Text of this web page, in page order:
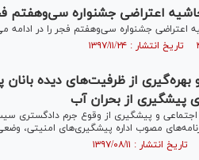
بهره‌گیری از ظرفیت‌های دیده
پیشگیری از بحران آب
و پیشگیری از وقوع جرم دادگستری
مصوب اداره پیشگیری‌های امنیتی،